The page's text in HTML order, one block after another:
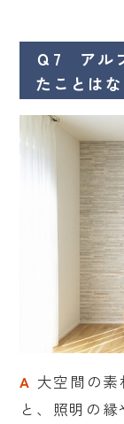
Ｑ7 アル
たことは
A 大空間の
と、照明の